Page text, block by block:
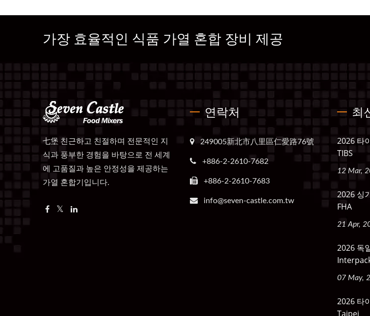
가장 효율적인 식품 가열 혼합 장비 제공
七堡 친근하고 친절하며 전문적인 지
식과 풍부한 경험을 바탕으로 전 세계
에 고품질과 높은 안정성을 제공하는
가열 혼합기입니다.
연락처
249005新北市八里區仁愛路76號
+886-2-2610-7682
+886-2-2610-7683
info@seven-castle.com.tw
최
2026 타
TIBS
12 Mar,
2026 싱
FHA
21 Apr,
2026 독
07 May,
2026 타
Taipei